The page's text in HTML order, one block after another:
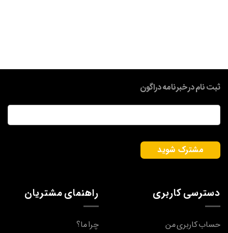
دسترسی کاربری
حساب کاربری من
ثبت نام در خبرنامه دراگون
ایمیل*
راهنمای مشتریان
چرا ما؟